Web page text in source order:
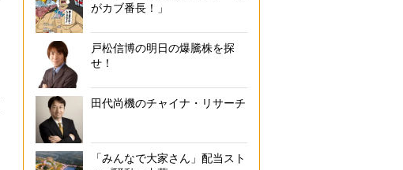
がカブ番長！」
戸松信博の明日の爆騰株を探
せ！
田代尚機のチャイナ・リサーチ
「みんなで大家さん」配当スト